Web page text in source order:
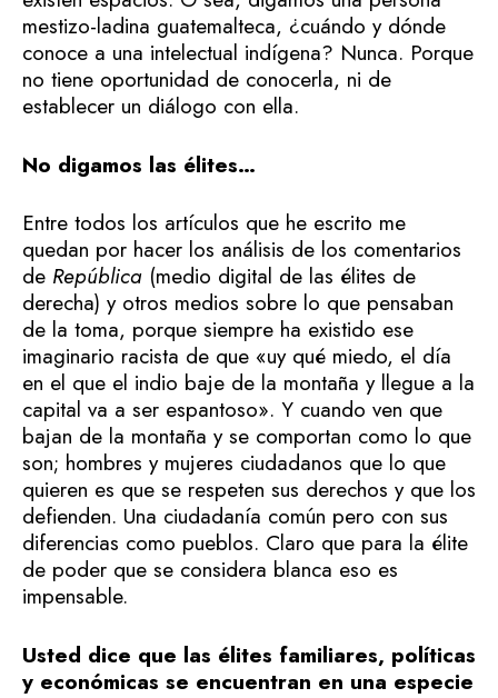
mestizo-ladina guatemalteca, ¿cuándo y dónde
conoce a una intelectual indígena? Nunca. Porque
no tiene oportunidad de conocerla, ni de
establecer un diálogo con ella.
No digamos las élites…
Entre todos los artículos que he escrito me
quedan por hacer los análisis de los comentarios
de República (medio digital de las élites de
derecha) y otros medios sobre lo que pensaban
de la toma, porque siempre ha existido ese
imaginario racista de que «uy qué miedo, el día
en el que el indio baje de la montaña y llegue a la
capital va a ser espantoso». Y cuando ven que
bajan de la montaña y se comportan como lo que
son; hombres y mujeres ciudadanos que lo que
quieren es que se respeten sus derechos y que los
defienden. Una ciudadanía común pero con sus
diferencias como pueblos. Claro que para la élite
de poder que se considera blanca eso es
impensable.
Usted dice que las élites familiares, políticas
y económicas se encuentran en una especie